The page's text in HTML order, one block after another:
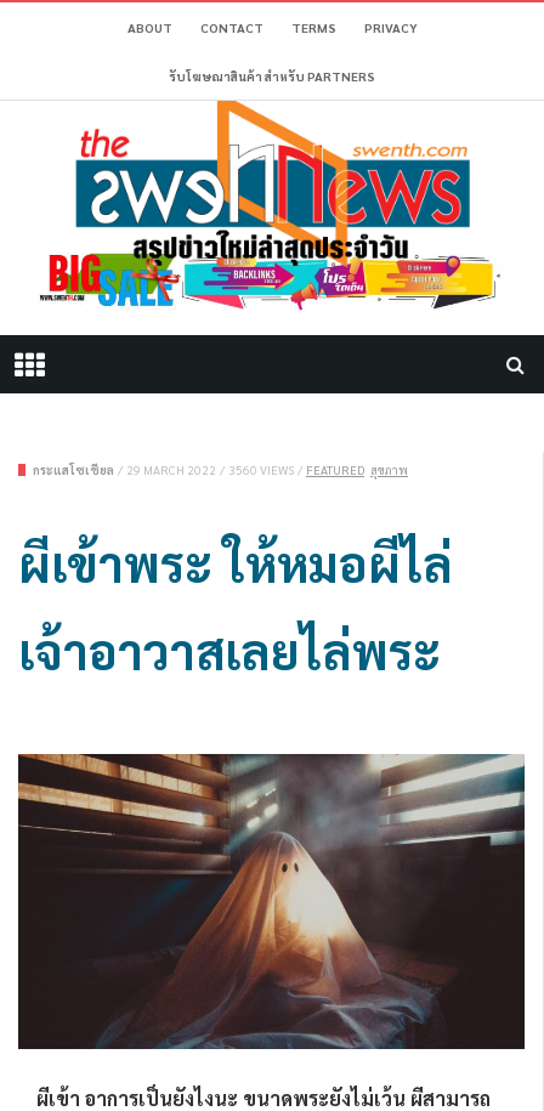
ABOUT CONTACT TERMS PRIVACY
รับโฆษณาสินค้า สำหรับ PARTNERS
กระแสโซเชียล / 29 MARCH 2022 / 3560 VIEWS / FEATURED สุขภาพ
ผีเข้าพระ ให้หมอผีไล่
เจ้าอาวาสเลยไล่พระ
ผีเข้า อาการเป็นยังไงนะ ขนาดพระยังไม่เว้น ผีสามารถ